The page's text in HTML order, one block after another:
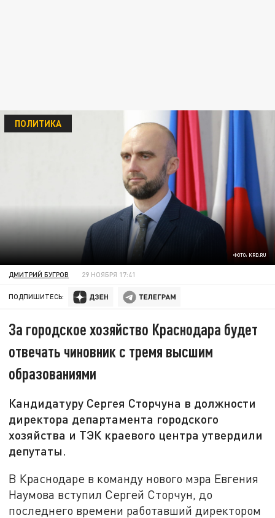
ФОТО: KRD.RU
ПОЛИТИКА
ДМИТРИЙ БУГРОВ 29 НОЯБРЯ 17:41
ПОДПИШИТЕСЬ:
За городское хозяйство Краснодара будет
отвечать чиновник с тремя высшим
образованиями
Кандидатуру Сергея Сторчуна в должности
директора департамента городского
хозяйства и ТЭК краевого центра утвердили
депутаты.
В Краснодаре в команду нового мэра Евгения
Наумова вступил Сергей Сторчун, до
последнего времени работавший директором